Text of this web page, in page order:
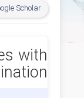
Scholar
with